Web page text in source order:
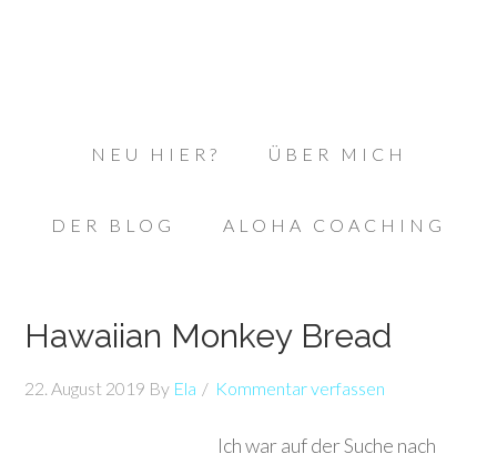
NEU HIER? ÜBER MICH
DER BLOG ALOHA COACHING
Hawaiian Monkey Bread
22. August 2019 By Ela Kommentar verfassen
Ich war auf der Suche nach